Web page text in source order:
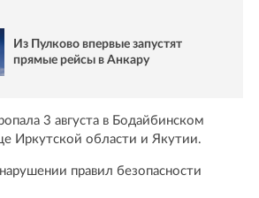
Из Пулково впервые запустят
прямые рейсы в Анкару
3 августа в Бодайбинском
Иркутской области и Якутии.
правил безопасности